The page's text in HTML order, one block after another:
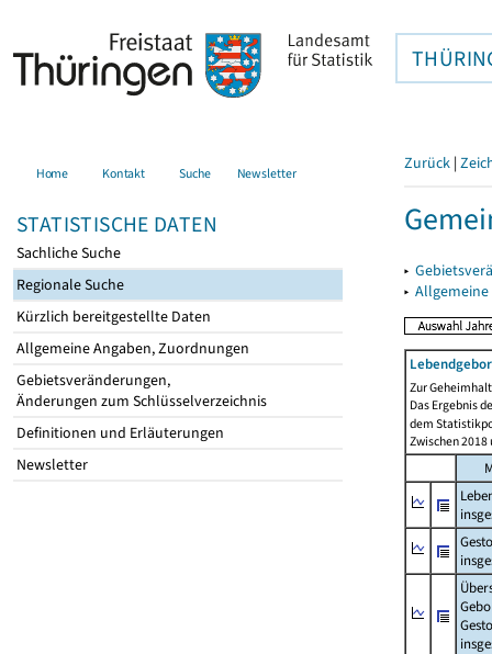
Home Kontakt Suche Newsletter
STATISTISCHE DATEN
Sachliche Suche
Regionale Suche
Kürzlich bereitgestellte Daten
Allgemeine Angaben, Zuordnungen
Gebietsveränderungen,
Änderungen zum Schlüsselverzeichnis
Definitionen und Erläuterungen
Newsletter
Zurück |
▸
▸
Zur
Das Ergebnis
dem
Zwischen